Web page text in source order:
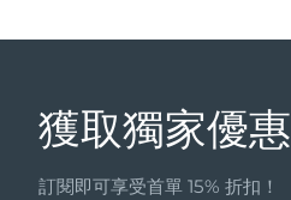
獲取獨家優惠
訂閱即可享受首單 15% 折扣！